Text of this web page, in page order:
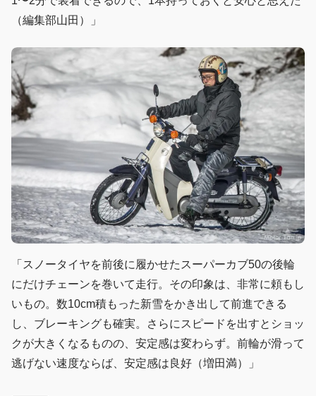
（編集部山田）」
「スノータイヤを前後に履かせたスーパーカブ50の後輪
にだけチェーンを巻いて走行。その印象は、非常に頼もし
いもの。数10cm積もった新雪をかき出して前進できる
し、ブレーキングも確実。さらにスピードを出すとショッ
クが大きくなるものの、安定感は変わらず。前輪が滑って
逃げない速度ならば、安定感は良好（増田満）」